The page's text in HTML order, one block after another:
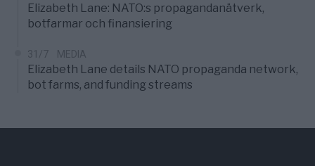
Elizabeth Lane: NATO:s propagandanätverk,
botfarmar och finansiering
31/7 MEDIA
Elizabeth Lane details NATO propaganda network,
bot farms, and funding streams